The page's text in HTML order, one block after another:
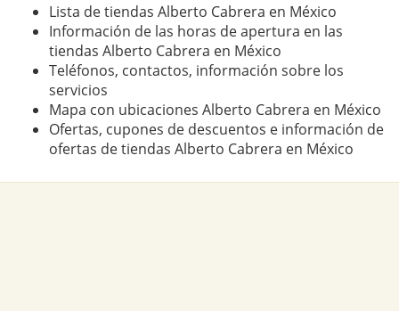
Lista de tiendas Alberto Cabrera en México
Información de las horas de apertura en las
tiendas Alberto Cabrera en México
Teléfonos, contactos, información sobre los
servicios
Mapa con ubicaciones Alberto Cabrera en México
Ofertas, cupones de descuentos e información de
ofertas de tiendas Alberto Cabrera en México